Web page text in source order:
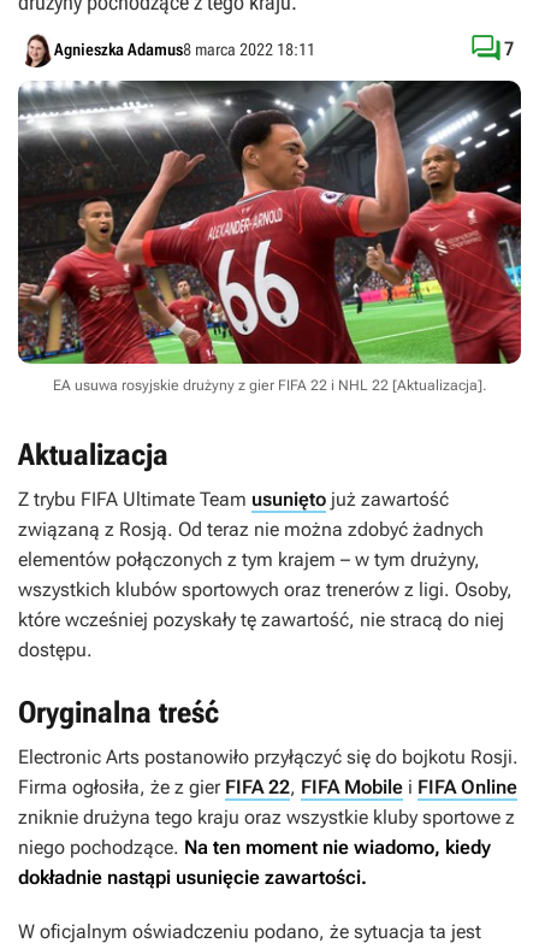
Agnieszka Adamus8 marca 2022 18:11 7
EA usuwa rosyjskie drużyny z gier FIFA 22 i NHL 22 [Aktualizacja].
Aktualizacja
Z trybu FIFA Ultimate Team usunięto już zawartość
związaną z Rosją. Od teraz nie można zdobyć żadnych
elementów połączonych z tym krajem – w tym drużyny,
wszystkich klubów sportowych oraz trenerów z ligi. Osoby,
które wcześniej pozyskały tę zawartość, nie stracą do niej
dostępu.
Oryginalna treść
Electronic Arts postanowiło przyłączyć się do bojkotu Rosji.
Firma ogłosiła, że z gier FIFA 22, FIFA Mobile i FIFA Online
zniknie drużyna tego kraju oraz wszystkie kluby sportowe z
niego pochodzące. Na ten moment nie wiadomo, kiedy
dokładnie nastąpi usunięcie zawartości.
W oficjalnym oświadczeniu podano, że sytuacja ta jest